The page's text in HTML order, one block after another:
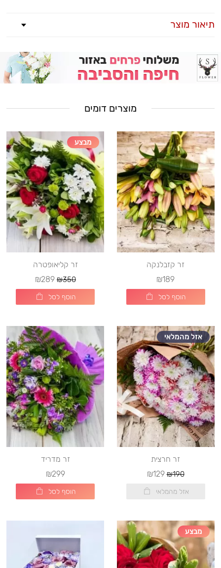
תיאור מוצר
מוצרים דומים
זר קזבלנקה
₪189
הוסף לסל
מבצע
זר קליאופטרה
₪350
₪289
הוסף לסל
אזל מהמלאי
זר חרצית
₪190
₪129
אזל מהמלאי
זר מדריד
₪299
הוסף לסל
מבצע